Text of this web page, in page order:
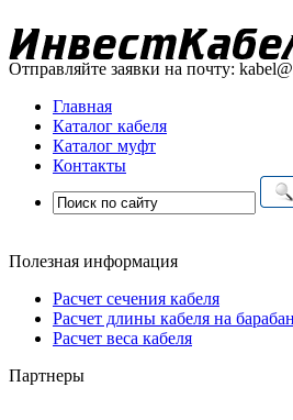
Отправляйте заявки на почту:
Главная
Каталог кабеля
Каталог муфт
Контакты
Полезная информация
Расчет сечения кабеля
Расчет длины кабеля на
Расчет веса кабеля
Партнеры